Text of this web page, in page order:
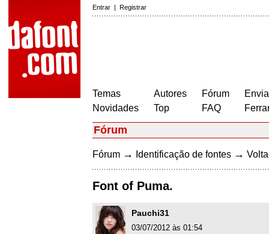
Entrar | Registrar
Temas
Novidades
Autores
Top
Fórum
FAQ
Fórum
Fórum → Identificação de fontes →
Font of Puma.
Pauchi31
03/07/2012 às 01:54